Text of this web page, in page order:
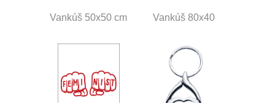
Vankúš 50x50 cm Vankúš 80x40